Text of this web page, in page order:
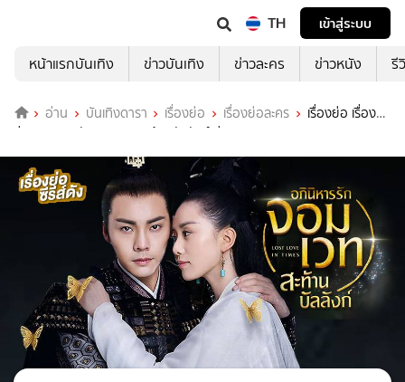
TH
เข้าสู่ระบบ
หน้าแรกบันเทิง
ข่าวบันเทิง ข่าวละคร ข่าวหนัง รี
อ่าน บันเทิงดารา เรื่องย่อ เรื่องย่อละคร
เรื่องย่อ เรื่อง
ย่อ อภินิหารรักจอมเวท สะท้านบัลลังก์ ช่อง 8 (ตอนแรก)